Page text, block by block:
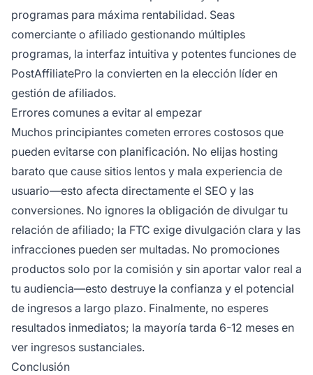
programas para máxima rentabilidad. Seas
comerciante o afiliado gestionando múltiples
programas, la interfaz intuitiva y potentes funciones de
PostAffiliatePro la convierten en la elección líder en
gestión de afiliados.
Errores comunes a evitar al empezar
Muchos principiantes cometen errores costosos que
pueden evitarse con planificación. No elijas hosting
barato que cause sitios lentos y mala experiencia de
usuario—esto afecta directamente el SEO y las
conversiones. No ignores la obligación de divulgar tu
relación de afiliado; la FTC exige divulgación clara y las
infracciones pueden ser multadas. No promociones
productos solo por la comisión y sin aportar valor real a
tu audiencia—esto destruye la confianza y el potencial
de ingresos a largo plazo. Finalmente, no esperes
resultados inmediatos; la mayoría tarda 6-12 meses en
ver ingresos sustanciales.
Conclusión